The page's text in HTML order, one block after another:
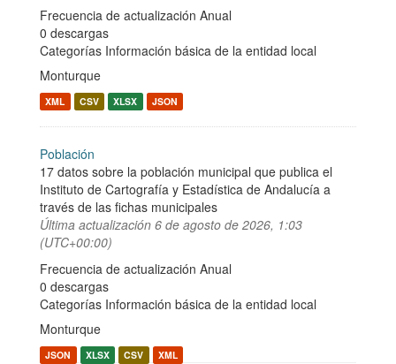
Frecuencia de actualización Anual
0 descargas
Categorías Información básica de la entidad local
Monturque
XML CSV XLSX JSON
Población
17 datos sobre la población municipal que publica el
Instituto de Cartografía y Estadística de Andalucía a
través de las fichas municipales
Última actualización 6 de agosto de 2026, 1:03
(UTC+00:00)
Frecuencia de actualización Anual
0 descargas
Categorías Información básica de la entidad local
Monturque
JSON XLSX CSV XML